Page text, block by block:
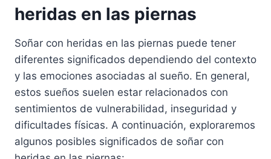
heridas en las piernas
Soñar con heridas en las piernas puede tener
diferentes significados dependiendo del contexto
y las emociones asociadas al sueño. En general,
estos sueños suelen estar relacionados con
sentimientos de vulnerabilidad, inseguridad y
dificultades físicas. A continuación, exploraremos
algunos posibles significados de soñar con